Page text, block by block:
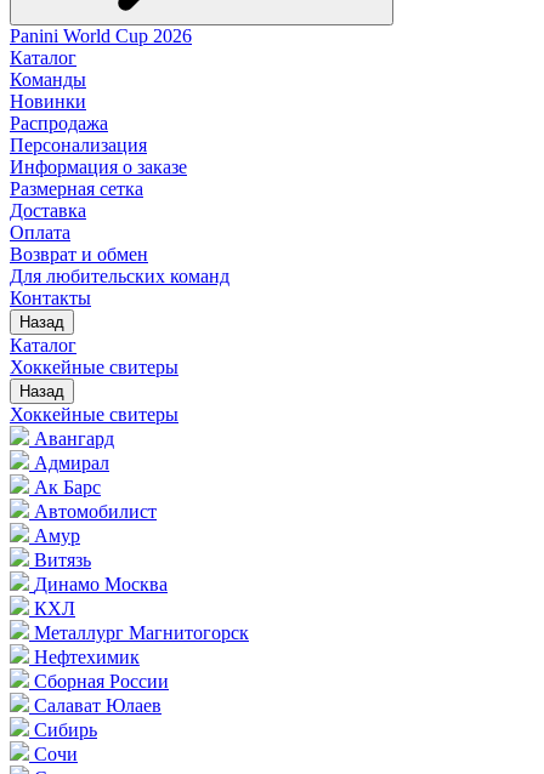
Panini World Cup 2026
Каталог
Команды
Новинки
Распродажа
Персонализация
Информация о заказе
Размерная сетка
Доставка
Оплата
Возврат и обмен
Для любительских команд
Контакты
Назад
Каталог
Хоккейные свитеры
Назад
Хоккейные свитеры
Авангард
Адмирал
Ак Барс
Автомобилист
Амур
Витязь
Динамо Москва
КХЛ
Металлург Магнитогорск
Нефтехимик
Сборная России
Салават Юлаев
Сибирь
Сочи